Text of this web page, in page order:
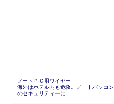
ノートＰＣ用ワイヤー
海外はホテル内も危険。ノートパソコン
のセキュリティーに